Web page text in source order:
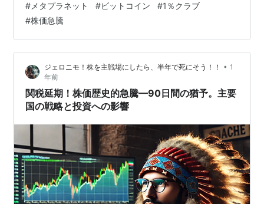
タプラネットとビットコインの現在地、今後の行方を考
察します。 目次 ビットコインで世界トップ1％へ ビット
コインについて メタプラネットの戦略と野心 株価への影
響と市場の評価 「1％クラブ」の意味とビットコインの未
来 今後の展望とリスク まとめ ビットコインで世界トッ
プ1％へ 2025年6…
# メタプラネット #ビットコイン #1％クラブ
#株価急騰
ジェロニモ！株を主戦場にしたら、半年で死にそう！！ • 1
年前
関税延期！株価歴史的急騰—90日間の猶予。主要
国の戦略と投資への影響